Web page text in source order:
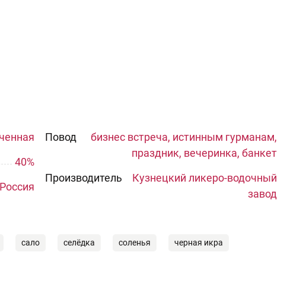
40%
Россия
Повод
бизнес встреча, истинным гурманам,
праздник, вечеринка, банкет
Производитель
Кузнецкий ликеро-водочный
завод
сало селёдка соленья черная икра